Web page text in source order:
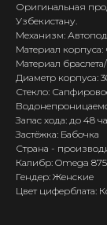
Оригинальная
Узбекистану.
Механизм:
Материал
Материал
Диаметр корпуса:
Стекло:
Запас хода: до 48
Застёжка: Бабочка
Страна -
Калибр: Omega
Гендер: Женские
Цвет циферблата: